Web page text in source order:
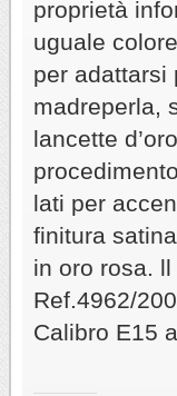
proprietà
uguale
per adattarsi
madreperla,
lancette
lati per
finitura
in oro rosa.
Ref.4962/
Calibro E15